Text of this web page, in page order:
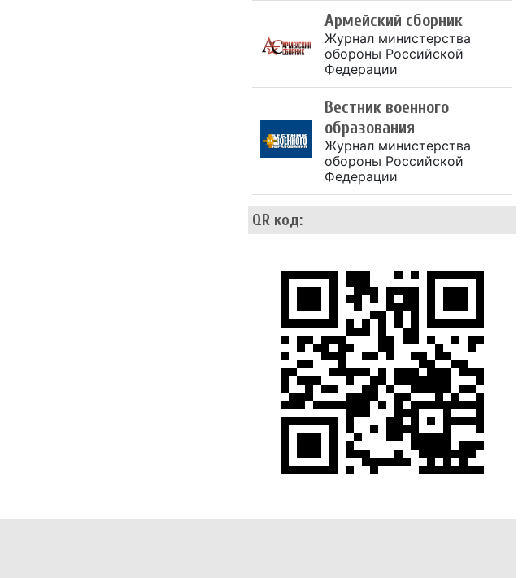
Армейский сборник
Журнал министерства
обороны Российской
Федерации
Вестник военного
образования
Журнал министерства
обороны Российской
Федерации
QR код: